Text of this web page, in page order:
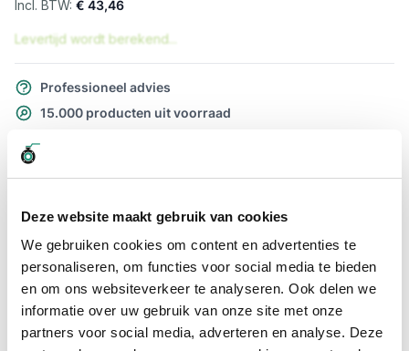
Deze website maakt gebruik van cookies
We gebruiken cookies om content en advertenties te
personaliseren, om functies voor social media te bieden
en om ons websiteverkeer te analyseren. Ook delen we
informatie over uw gebruik van onze site met onze
partners voor social media, adverteren en analyse. Deze
€ 43,46
Levertijd wordt berekend...
Professioneel advies
15.000 producten uit voorraad
Snel naar
Meer informatie
Meer informatie
Maatvoering koppeling 3/8" x 10mm